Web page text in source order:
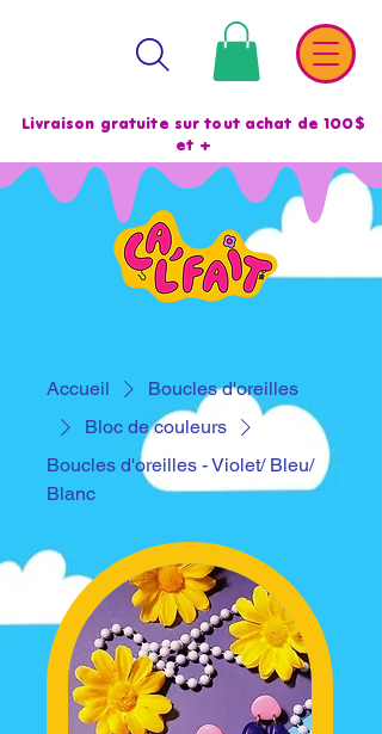
Livraison gratuite sur tout achat de 100$
et +
Accueil
Boucles d'oreilles
Bloc de couleurs
Boucles d'oreilles - Violet/ Bleu/
Blanc